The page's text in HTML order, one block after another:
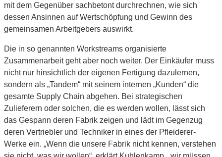
mit dem Gegenüber sachbetont durchrechnen, wie sich
dessen Ansinnen auf Wertschöpfung und Gewinn des
gemeinsamen Arbeitgebers auswirkt.
Die in so genannten Workstreams organisierte
Zusammenarbeit geht aber noch weiter. Der Einkäufer muss
nicht nur hinsichtlich der eigenen Fertigung dazulernen,
sondern als „Tandem“ mit seinem internen „Kunden“ die
gesamte Supply Chain abgehen. Bei strategischen
Zulieferern oder solchen, die es werden wollen, lässt sich
das Gespann deren Fabrik zeigen und lädt im Gegenzug
deren Vertriebler und Techniker in eines der Pfleiderer-
Werke ein. „Wenn die unsere Fabrik nicht kennen, verstehen